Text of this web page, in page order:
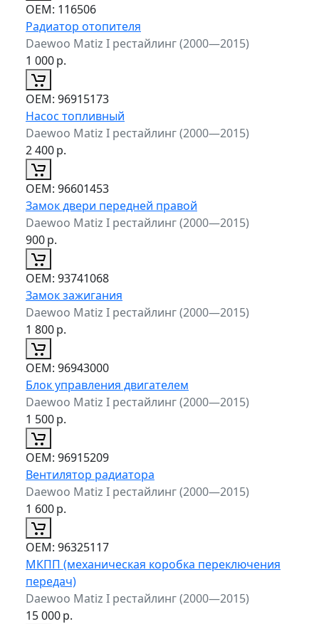
ОЕМ: 116506
Радиатор отопителя
Daewoo Matiz I рестайлинг (2000—2015)
1 000р.
ОЕМ: 96915173
Насос топливный
Daewoo Matiz I рестайлинг (2000—2015)
2 400р.
ОЕМ: 96601453
Замок двери передней правой
Daewoo Matiz I рестайлинг (2000—2015)
900р.
ОЕМ: 93741068
Замок зажигания
Daewoo Matiz I рестайлинг (2000—2015)
1 800р.
ОЕМ: 96943000
Блок управления двигателем
Daewoo Matiz I рестайлинг (2000—2015)
1 500р.
ОЕМ: 96915209
Вентилятор радиатора
Daewoo Matiz I рестайлинг (2000—2015)
1 600р.
ОЕМ: 96325117
МКПП (механическая коробка переключения
передач)
Daewoo Matiz I рестайлинг (2000—2015)
15 000р.